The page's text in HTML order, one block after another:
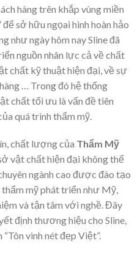
hàng trên khắp vùng miền
sở hữu ngọai hình hoàn hảo
như ngày hôm nay Sline đã
nguồn nhân lực cả về chất
chất kỹ thuật hiện đại, về sự
… Trong đó hệ thống
chất tối ưu là vấn đề tiên
quá trình thẩm mỹ.
chất lượng của Thẩm Mỹ
vật chất hiện đại không thể
ngành cao được đào tạo
mỹ phát triển như Mỹ,
và tận tâm với nghề. Đây
định thương hiệu cho Sline,
vinh nét đẹp Việt”.